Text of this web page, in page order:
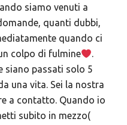
siamo venuti a
quanti dubbi,
quando ci
colpo di fulmine
.
siano passati solo 5
una vita. Sei la nostra
a contatto. Quando io
subito in mezzo(